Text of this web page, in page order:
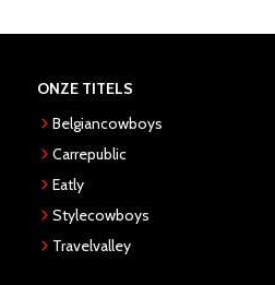
ONZE TITELS
Belgiancowboys
Carrepublic
Eatly
Stylecowboys
Travelvalley